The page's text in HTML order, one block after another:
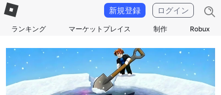
ランキング マーケットプレイス 制作 Robux
新規登録 ログイン